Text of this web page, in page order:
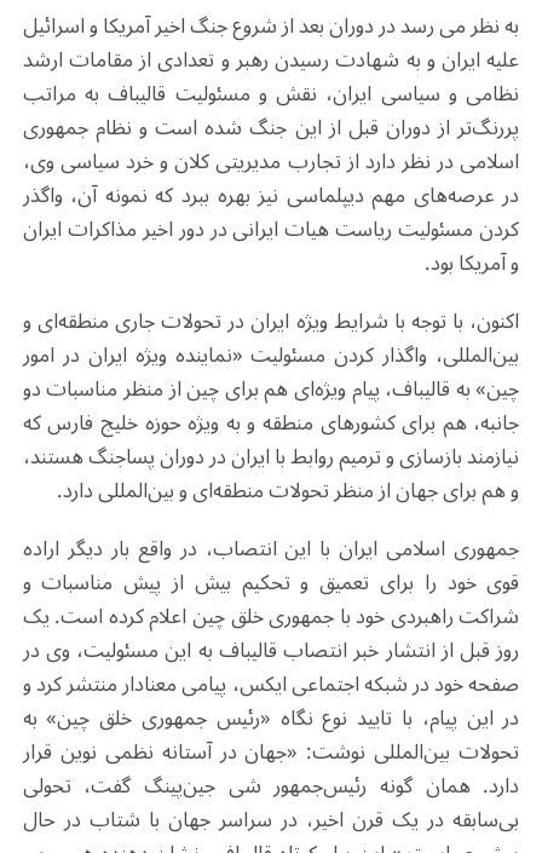
به نظر می رسد در دوران بعد از شروع جنگ اخیر آمریکا و اسرائیل
علیه ایران و به شهادت رسیدن رهبر و تعدادی از مقامات ارشد
نظامی و سیاسی ایران، نقش و مسئولیت قالیباف به مراتب
پر‌رنگ‌تر از دوران قبل از این جنگ شده است و نظام جمهوری
اسلامی در نظر دارد از تجارب مدیریتی کلان و خرد سیاسی وی،
در عرصه‌های مهم دیپلماسی نیز بهره ببرد که نمونه آن، واگذر
کردن مسئولیت ریاست هیات ایرانی در دور اخیر مذاکرات ایران
و آمریکا بود.
اکنون، با توجه با شرایط ویژه ایران در تحولات جاری منطقه‌ای و
بین‌المللی، واگذار کردن مسئولیت «نماینده ویژه ایران در امور
چین» به قالیباف، پیام ویژه‌ای هم برای چین از منظر مناسبات دو
جانبه، هم برای کشورهای منطقه و به ویژه حوزه خلیج فارس که
نیازمند بازسازی و ترمیم روابط با ایران در دوران پساجنگ هستند،
و هم برای جهان از منظر تحولات منطقه‌ای و بین‌المللی دارد.
جمهوری اسلامی ایران با این انتصاب، در واقع بار دیگر اراده
قوی خود را برای تعمیق و تحکیم بیش از پیش مناسبات و
شراکت راهبردی خود با جمهوری خلق چین اعلام کرده است. یک
روز قبل از انتشار خبر انتصاب قالیباف به این مسئولیت، وی در
صفحه خود در شبکه اجتماعی ایکس، پیامی معنادار منتشر کرد و
در این پیام، با تایید نوع نگاه «رئیس جمهوری خلق چین» به
تحولات بین‌المللی نوشت: «جهان در آستانه نظمی نوین قرار
دارد. همان گونه رئیس‌جمهور شی جین‌پینگ گفت، تحولی
بی‌سابقه در یک قرن اخیر، در سراسر جهان با شتاب در حال